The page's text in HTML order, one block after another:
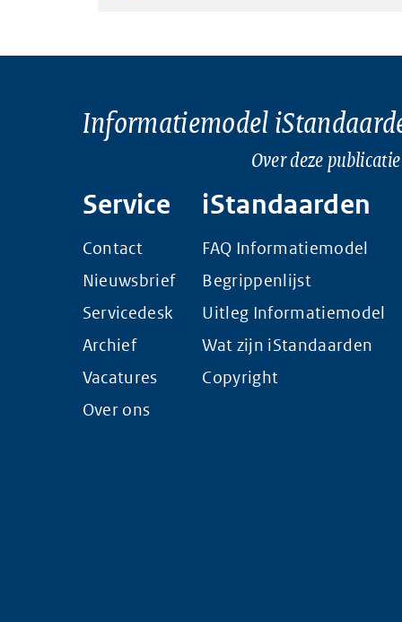
Informatiemodel
Over deze publicatie
Service
Contact
Nieuwsbrief
Servicedesk
Archief
Vacatures
Over ons
iStandaarden
FAQ Informatiemodel
Begrippenlijst
Uitleg Informatiemodel
Wat zijn iStandaarden
Copyright